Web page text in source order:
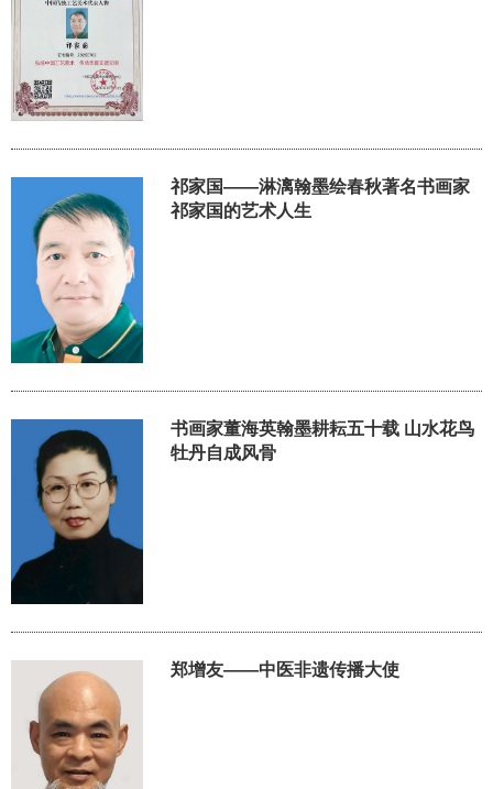
祁家国——淋漓翰墨绘春秋著名书画家
祁家国的艺术人生
书画家董海英翰墨耕耘五十载 山水花鸟
牡丹自成风骨
郑增友——中医非遗传播大使